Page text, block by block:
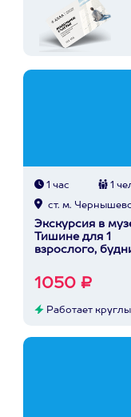
1 час 1
ст. м.
Экскурсия в
Тишине для 1
взрослого,
1050 ₽
Работает